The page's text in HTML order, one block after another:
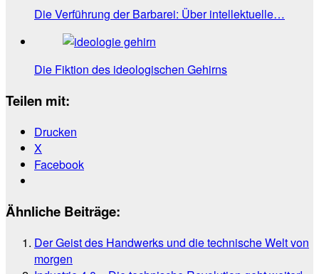
Die Verführung der Barbarei: Über intellektuelle…
Die Fiktion des ideologischen Gehirns
Teilen mit:
Drucken
X
Facebook
Ähnliche Beiträge:
Der Geist des Handwerks und die technische Welt von
morgen